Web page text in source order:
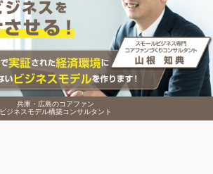
兵庫・広島のコアファン
ビジネスモデル構築コンサルタント